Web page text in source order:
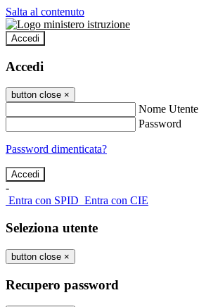
Salta al contenuto
Accedi
Accedi
button close ×
Nome Utente
Password
Password dimenticata?
-
Entra con SPID Entra con CIE
Seleziona utente
button close ×
Recupero password